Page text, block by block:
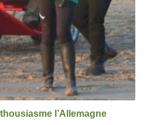
l’Allemagne